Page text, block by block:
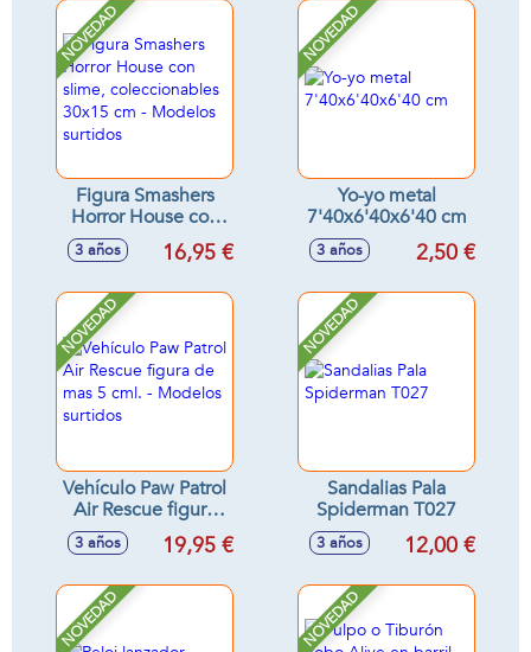
NOVEDAD
Figura Smashers
Horror House con
slime,
coleccionables
Modelos surtidos
3 años 16,95 €
NOVEDAD
Yo-yo metal
7'40x6'40x6'40 cm
3 años 2,50 €
NOVEDAD
Vehículo Paw Patrol
Air Rescue figura
de mas 5 cml. -
Modelos surtidos
3 años 19,95 €
NOVEDAD
Sandalias Pala
Spiderman T027
3 años 12,00 €
NOVEDAD NOVEDAD